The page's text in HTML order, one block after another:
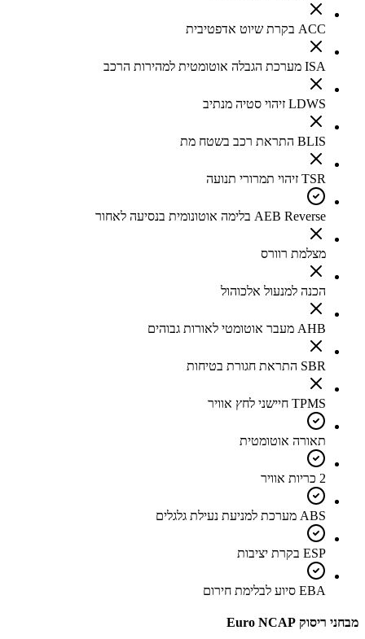
ACC בקרת שיוט אדפטיבית
ISA מערכת הגבלה אוטומטית למהירות הרכב
LDWS זיהוי סטיה מנתיב
BLIS התראת רכב בשטח מת
TSR זיהוי תמרורי תנועה
AEB Reverse בלימה אוטונומית בנסיעה לאחור
מצלמת רוורס
הכנה למנעול אלכוהול
AHB מעבר אוטומטי לאורות גבוהים
SBR התראת חגורת בטיחות
TPMS חיישני לחץ אוויר
תאורה אוטומטית
2 כריות אוויר
ABS מערכת למניעת נעילת גלגלים
ESP בקרת יציבות
EBA סיוע לבלימת חירום
מבחני ריסוק Euro NCAP